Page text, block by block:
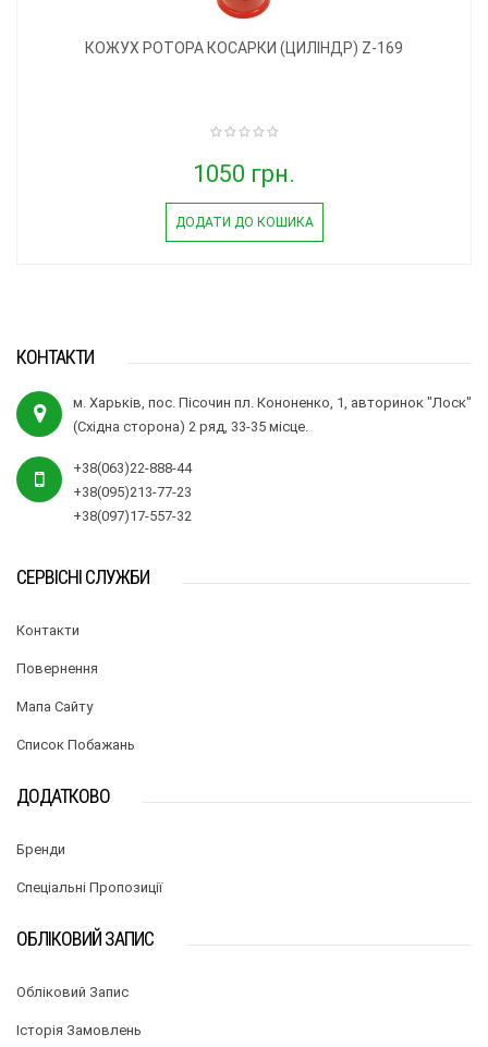
КОЖУХ РОТОРА КОСАРКИ (ЦИЛІНДР) Z-169
1050 грн.
ДОДАТИ ДО КОШИКА
КОНТАКТИ
м. Харьків, пос. Пісочин пл. Кононенко, 1, авторинок "Лоск"
(Східна сторона) 2 ряд, 33-35 місце.
+38(063)22-888-44
+38(095)213-77-23
+38(097)17-557-32
СЕРВІСНІ СЛУЖБИ
Контакти
Повернення
Мапа Сайту
Список Побажань
ДОДАТКОВО
Бренди
Спеціальні Пропозиції
ОБЛІКОВИЙ ЗАПИС
Обліковий Запис
Історія Замовлень